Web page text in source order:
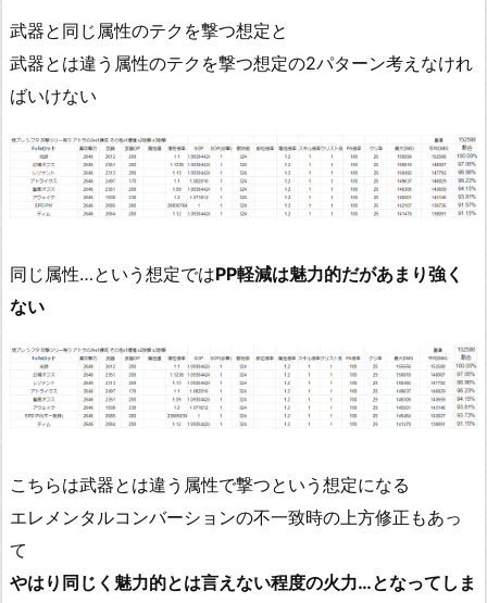
武器と同じ属性のテクを撃つ想定と
武器とは違う属性のテクを撃つ想定の2パターン考えなけれ
ばいけない
同じ属性…という想定ではPP軽減は魅力的だがあまり強く
ない
こちらは武器とは違う属性で撃つという想定になる
エレメンタルコンバーションの不一致時の上方修正もあっ
て
やはり同じく魅力的とは言えない程度の火力…となってしま